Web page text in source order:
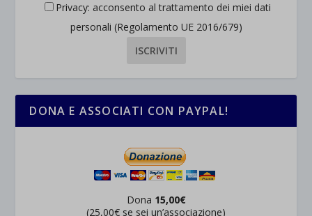
Privacy: acconsento al trattamento dei miei dati
personali (Regolamento UE 2016/679)
DONA E ASSOCIATI CON PAYPAL!
Dona 15,00€
(25,00€ se sei un’associazione)